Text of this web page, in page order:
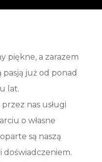
piękne, a zarazem
już od ponad
lat.
nas usługi
o własne
są naszą
doświadczeniem.